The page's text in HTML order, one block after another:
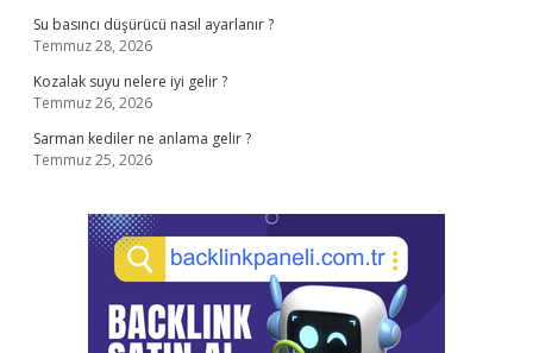
Su basıncı düşürücü nasıl ayarlanır ?
Temmuz 28, 2026
Kozalak suyu nelere iyi gelir ?
Temmuz 26, 2026
Sarman kediler ne anlama gelir ?
Temmuz 25, 2026